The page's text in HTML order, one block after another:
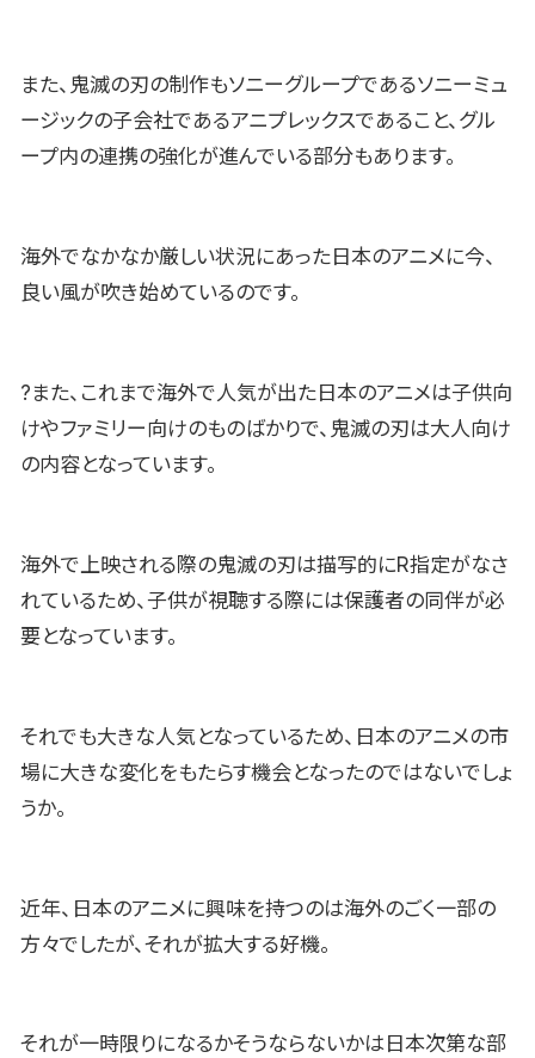
また、鬼滅の刃の制作もソニーグループであるソニーミュ
ージックの子会社であるアニプレックスであること、グル
ープ内の連携の強化が進んでいる部分もあります。
海外でなかなか厳しい状況にあった日本のアニメに今、
良い風が吹き始めているのです。
?また、これまで海外で人気が出た日本のアニメは子供向
けやファミリー向けのものばかりで、鬼滅の刃は大人向け
の内容となっています。
海外で上映される際の鬼滅の刃は描写的にR指定がなさ
れているため、子供が視聴する際には保護者の同伴が必
要となっています。
それでも大きな人気となっているため、日本のアニメの市
場に大きな変化をもたらす機会となったのではないでしょ
うか。
近年、日本のアニメに興味を持つのは海外のごく一部の
方々でしたが、それが拡大する好機。
それが一時限りになるかそうならないかは日本次第な部